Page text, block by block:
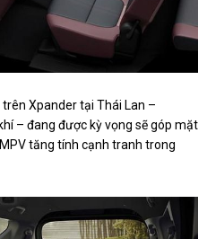
Xpander tại Thái Lan –
– đang được kỳ vọng sẽ góp mặt
tăng tính cạnh tranh trong